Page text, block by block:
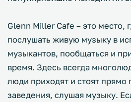
Glenn Miller Cafe – это место,
послушать живую музыку в
музыкантов, пообщаться и
время. Здесь всегда
люди приходят и стоят прямо
заведения, слушая музыку.